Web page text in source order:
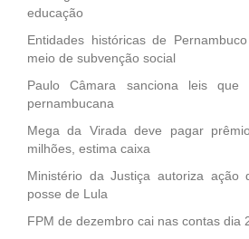
educação
Entidades históricas de
meio de subvenção social
Paulo Câmara sanciona leis que
pernambucana
Mega da Virada deve pagar
milhões, estima caixa
Ministério da Justiça autoriza ação
posse de Lula
FPM de dezembro cai nas contas dia